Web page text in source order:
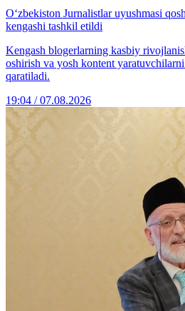
O‘zbekiston Jurnalistlar uyushmasi
kengashi tashkil etildi
Kengash blogerlarning kasbiy
oshirish va yosh kontent
qaratiladi.
19:04 / 07.08.2026